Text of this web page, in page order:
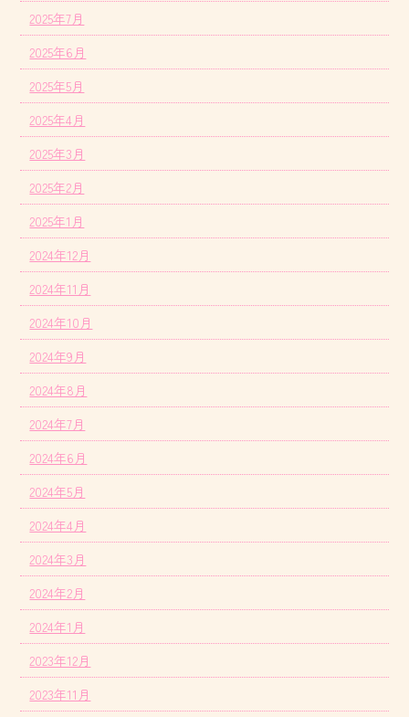
2025年7月
2025年6月
2025年5月
2025年4月
2025年3月
2025年2月
2025年1月
2024年12月
2024年11月
2024年10月
2024年9月
2024年8月
2024年7月
2024年6月
2024年5月
2024年4月
2024年3月
2024年2月
2024年1月
2023年12月
2023年11月